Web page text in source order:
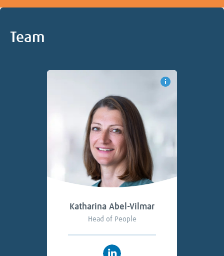
Team
Katharina Abel-Vilmar
Head of People